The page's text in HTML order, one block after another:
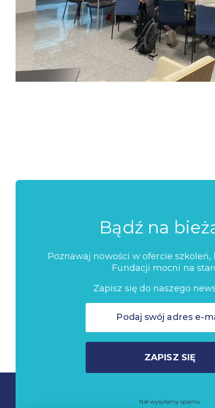
Bądź na
Poznawaj nowości w ofercie szkoleń,
Fundacji mocni na
Zapisz się do naszego
ZAPISZ SIĘ
Nie wysyłamy spamu